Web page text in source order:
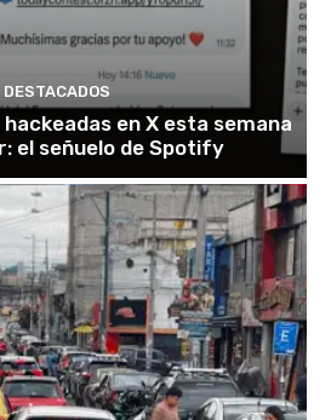
DESTACADOS
en X esta semana
el señuelo de Spotify